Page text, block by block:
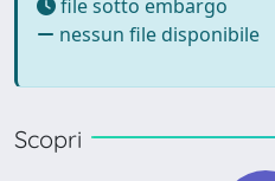
file sotto embargo
nessun file disponibile
Scopri